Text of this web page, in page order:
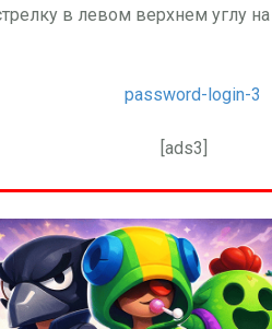
в левом верхнем углу
[ads3]